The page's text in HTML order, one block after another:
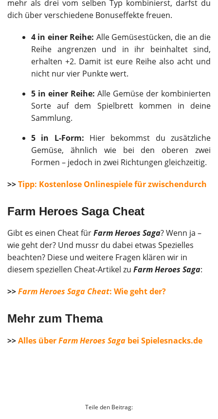
mehr als drei vom selben Typ kombinierst, darfst du
dich über verschiedene Bonuseffekte freuen.
4 in einer Reihe: Alle Gemüsestücken, die an die
Reihe angrenzen und in ihr beinhaltet sind,
erhalten +2. Damit ist eure Reihe also acht und
nicht nur vier Punkte wert.
5 in einer Reihe: Alle Gemüse der kombinierten
Sorte auf dem Spielbrett kommen in deine
Sammlung.
5 in L-Form: Hier bekommst du zusätzliche
Gemüse, ähnlich wie bei den oberen zwei
Formen – jedoch in zwei Richtungen gleichzeitig.
>>Tipp: Kostenlose Onlinespiele für zwischendurch
Farm Heroes Saga Cheat
Gibt es einen Cheat fürFarm Heroes Saga? Wenn ja –
wie geht der? Und mussr du dabei etwas Spezielles
beachten? Diese und weitere Fragen klären wir in
diesem speziellen Cheat-Artikel zu Farm Heroes Saga:
>>Farm Heroes Saga Cheat: Wie geht der?
Mehr zum Thema
>>Alles überFarm Heroes Saga bei Spielesnacks.de
Teile den Beitrag: